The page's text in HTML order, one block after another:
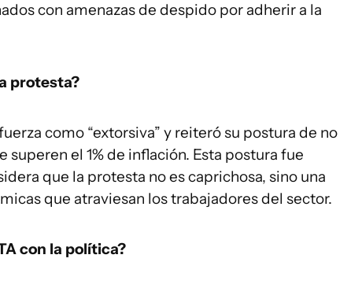
con amenazas de despido por adherir a la
protesta?
como “extorsiva” y reiteró su postura de no
el 1% de inflación. Esta postura fue
que la protesta no es caprichosa, sino una
que atraviesan los trabajadores del sector.
con la política?